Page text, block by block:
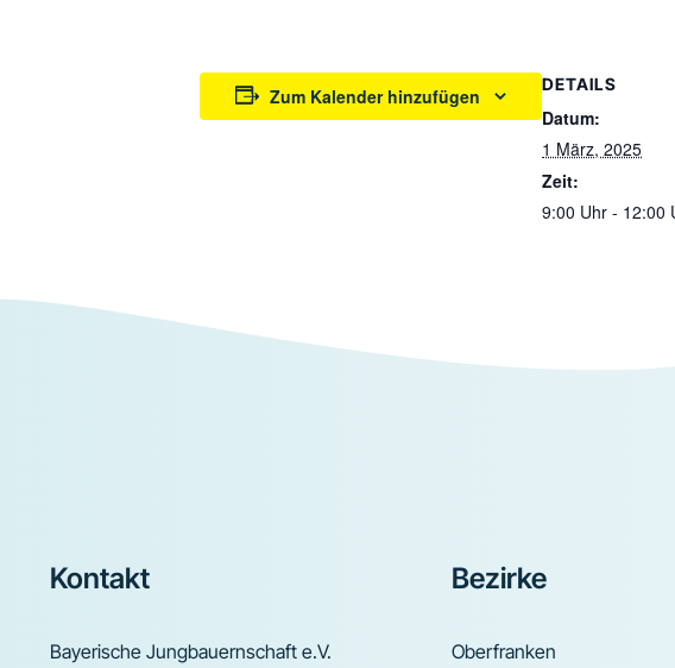
Zum Kalender hinzufügen
DETAILS
Datum:
1 März, 2025
Zeit:
9:00 Uhr - 12:00
Footer
Kontakt
Bayerische Jungbauernschaft e.V.
Bezirke
Oberfranken